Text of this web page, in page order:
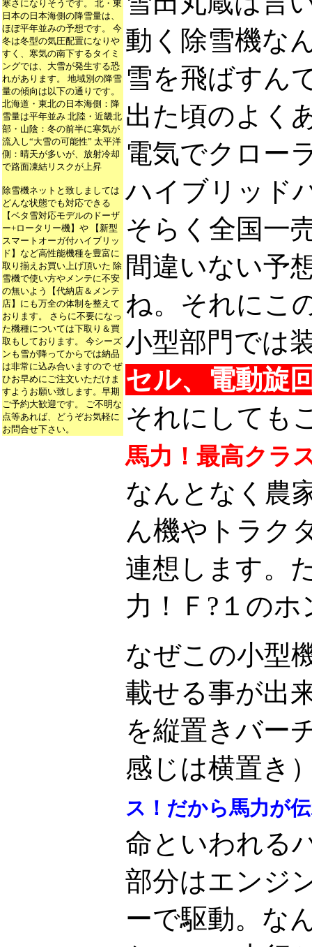
寒さになりそうです。 北・東
日本の日本海側の降雪量は、
ほぼ平年並みの予想です。 今
冬は冬型の気圧配置になりや
すく、寒気の南下するタイミ
ングでは、大雪が発生する恐
れがあります。 地域別の降雪
量の傾向は以下の通りです。
北海道・東北の日本海側：降
雪量は平年並み 北陸・近畿北
部・山陰：冬の前半に寒気が
流入し“大雪の可能性” 太平洋
側：晴天が多いが、放射冷却
で路面凍結リスクが上昇
除雪機ネットと致しましては
どんな状態でも対応できる
【ベタ雪対応モデルのドーザ
ー+ロータリー機】や 【新型
スマートオーガ付ハイブリッ
ド】など高性能機種を豊富に
取り揃えお買い上げ頂いた 除
雪機で使い方やメンテに不安
の無いよう【代納店＆メンテ
店】にも万全の体制を整えて
おります。 さらに不要になっ
た機種については下取り＆買
取もしております。 今シーズ
ンも雪が降ってからでは納品
は非常に込み合いますので ぜ
ひお早めにご注文いただけま
すようお願い致します。早期
ご予約大歓迎です。 ご不明な
点等あれば、どうぞお気軽に
お問合せ下さい。
動く除雪機な
雪を飛ばすん
出た頃のよく
電気でクロー
ハイブリッド
そらく全国一
間違いない予
ね。それにこ
小型部門では
セル、電動旋
それにしても
馬力！最高クラ
なんとなく農
ん機やトラク
連想します。
力！Ｆ?１の
なぜこの小型
載せる事が出
を縦置きバー
感じは横置き
ス！だから馬力が
命といわれる
部分はエンジ
ーで駆動。な